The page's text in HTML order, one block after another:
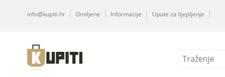
info@kupiti.hr Omiljene Informacije Upute za lijepljenje